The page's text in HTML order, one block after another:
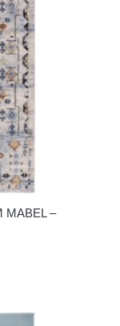
MABEL –